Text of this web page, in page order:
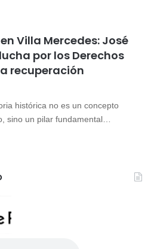
Villa Mercedes: José
por los Derechos
recuperación
histórica no es un concepto
sino un pilar fundamental…